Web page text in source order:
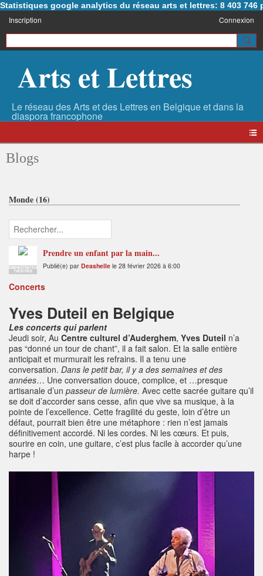
Statistiques google analytics du réseau arts et lettres: 8 403 746
Inscription Connexion
Arts et Lettres
Blogs
Monde (16)
ADMINISTRATEUR
THÉÂTRES
Prendre un enfant par la main...
Publié(e) par Deashelle le 28 février 2026 à 6:00
Concerts
Yves Duteil en Belgique
Les concerts qui parlent
Jeudi soir, Au Centre culturel d’Auderghem, Yves Duteil n’a
pas “donné un tour de chant”, il a fait salon. Et la salle entière
anticipait et murmurait les refrains. Il a tenu une
conversation. Dans le petit bar, il y a des semaines et des
années… Une conversation douce, complice, et …presque
artisanale d’un passeur de lumière. Avec cette sacrée guitare qu’il
se doit d’accorder sans cesse, afin que vive sa musique, à la
pointe de l’excellence. Cette fragilité du geste, loin d’être un
défaut, pourrait bien être une métaphore : rien n’est jamais
définitivement accordé. Ni les cordes. Ni les cœurs. Et puis,
sourire en coin, une guitare, c’est plus facile à accorder qu’une
harpe !